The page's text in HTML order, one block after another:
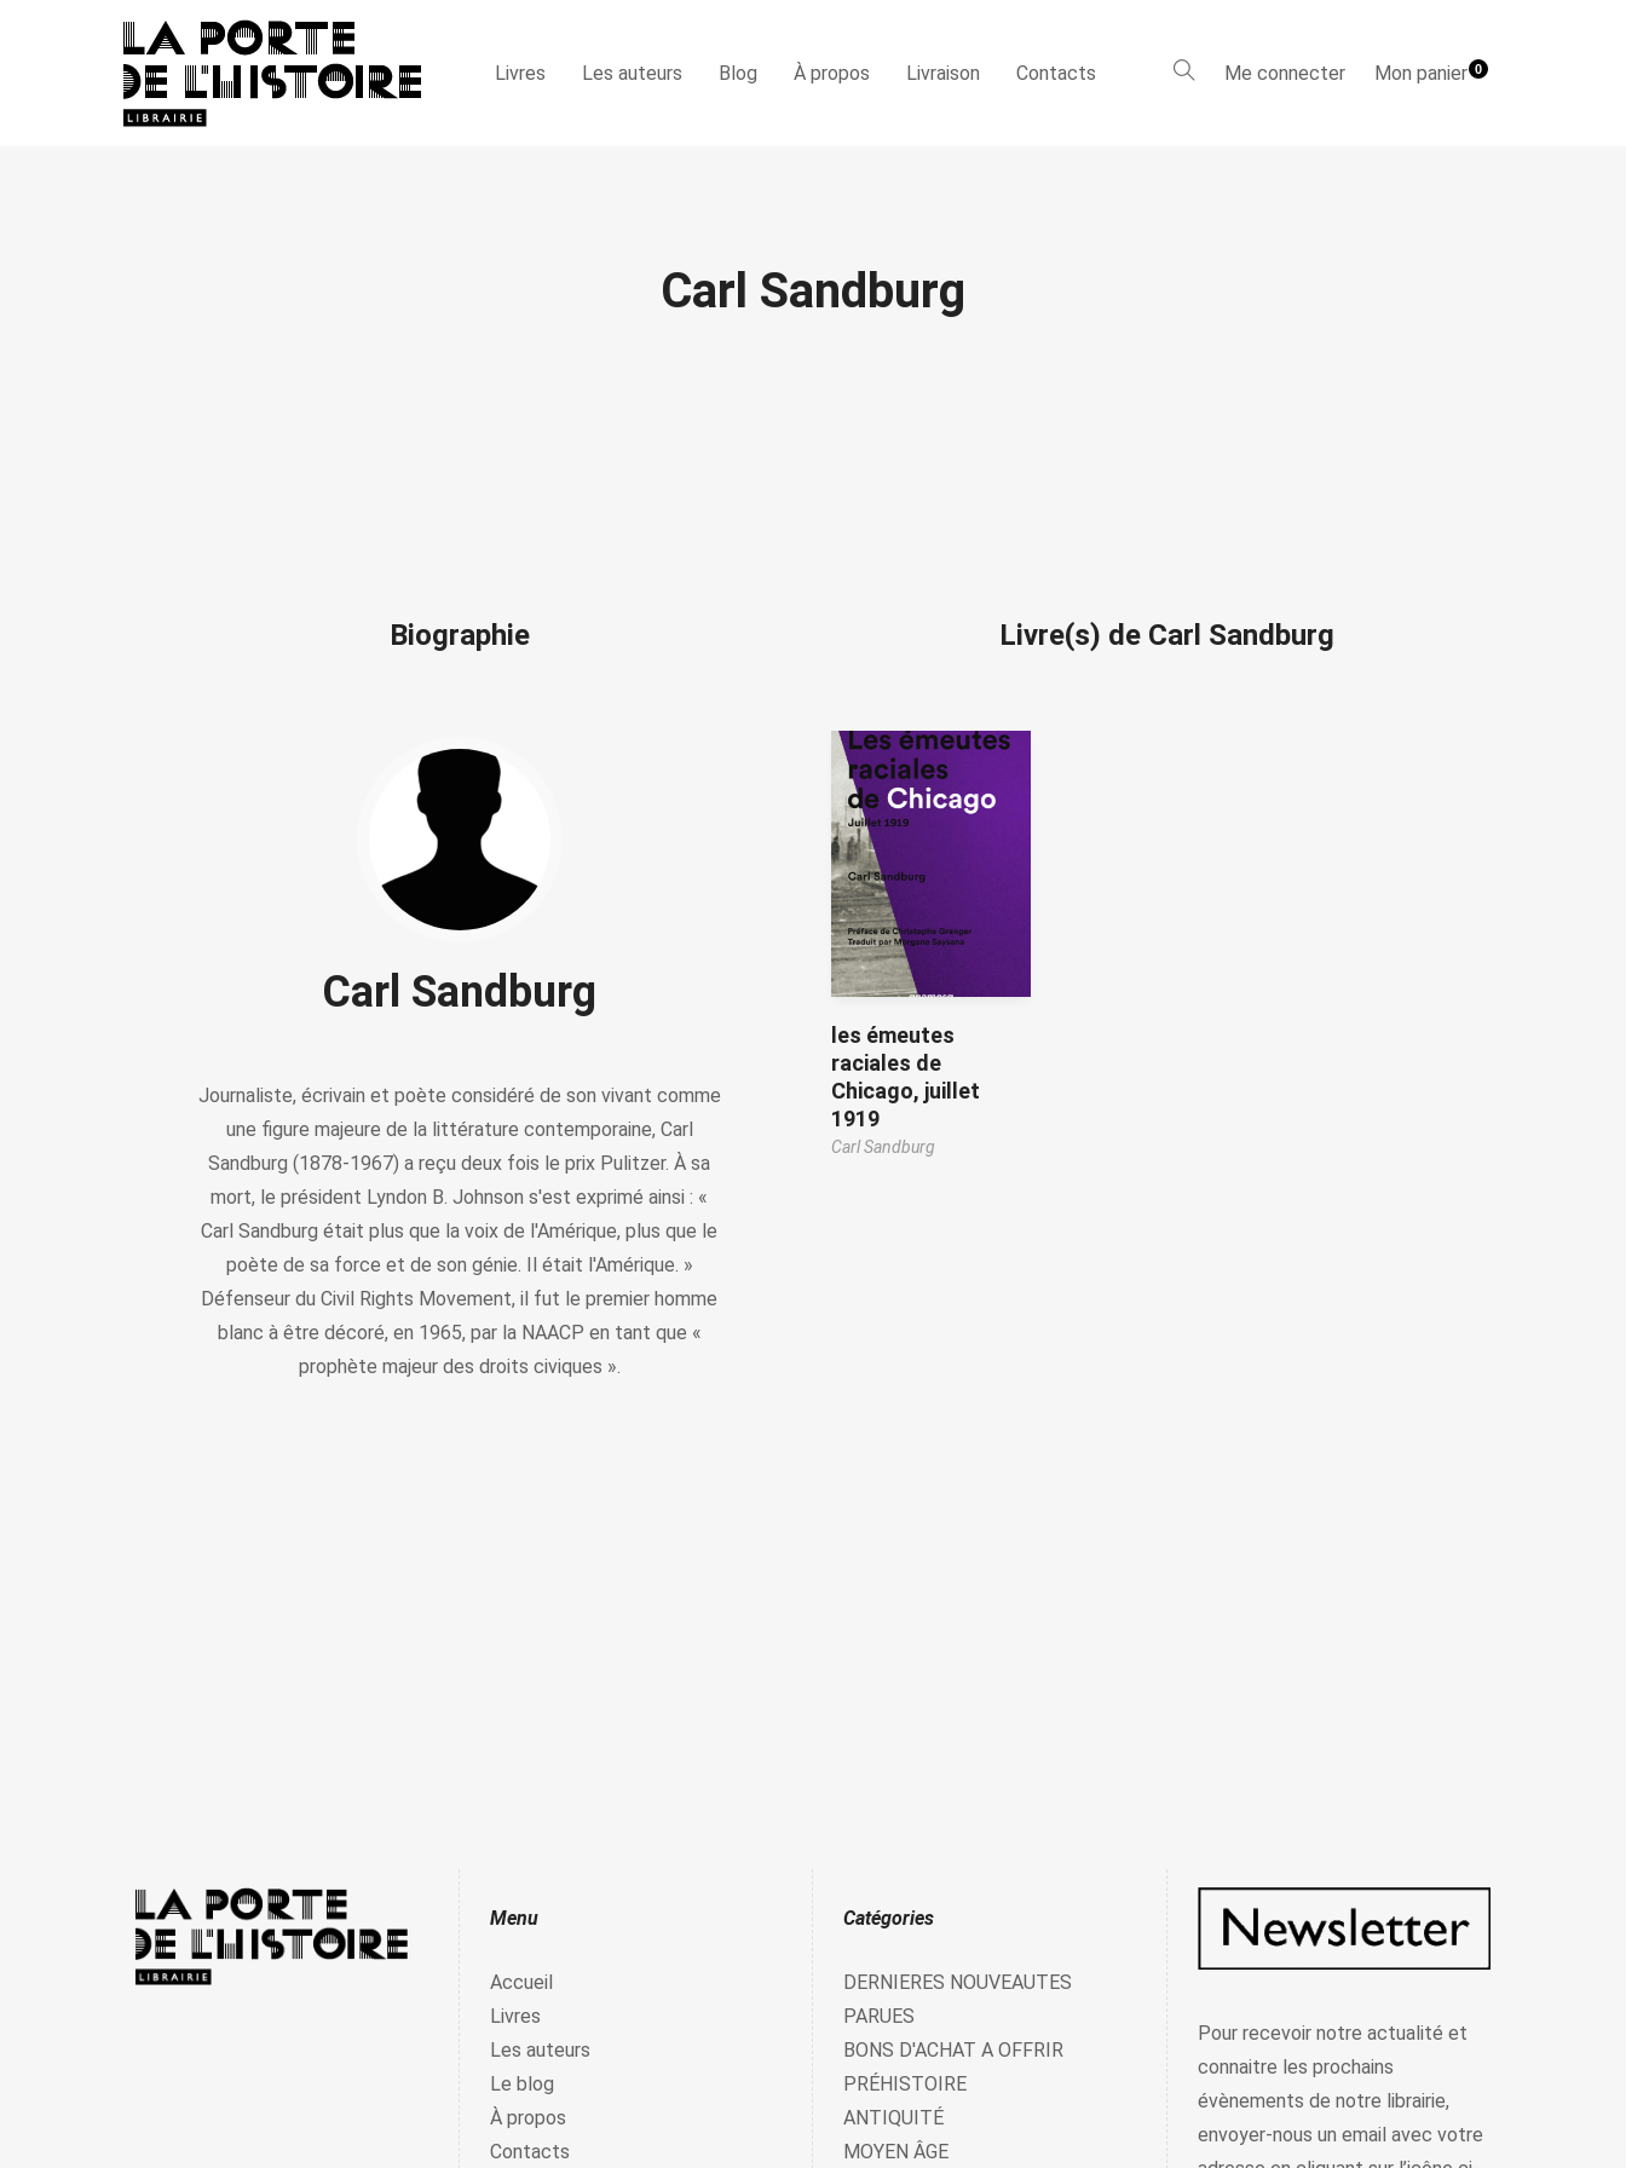
Livres Les auteurs Blog À propos Livraison Contacts Me connecter Mon panier0
Carl Sandburg
Biographie
Carl Sandburg
Journaliste, écrivain et poète considéré de son vivant comme
une figure majeure de la littérature contemporaine, Carl
Sandburg (1878-1967) a reçu deux fois le prix Pulitzer. À sa
mort, le président Lyndon B. Johnson s'est exprimé ainsi : «
Carl Sandburg était plus que la voix de l'Amérique, plus que le
poète de sa force et de son génie. Il était l'Amérique. »
Défenseur du Civil Rights Movement, il fut le premier homme
blanc à être décoré, en 1965, par la NAACP en tant que «
prophète majeur des droits civiques ».
Livre(s) de Carl Sandburg
les émeutes
raciales de
Chicago, juillet
1919
Carl Sandburg
Menu
Accueil
Livres
Les auteurs
Le blog
À propos
Contacts
Catégories
DERNIERES NOUVEAUTES
PARUES
BONS D'ACHAT A OFFRIR
PRÉHISTOIRE
ANTIQUITÉ
MOYEN ÂGE
Pour recevoir notre actualité et
connaitre les prochains
évènements de notre librairie,
envoyer-nous un email avec votre